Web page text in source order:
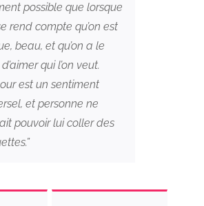
possible que lorsque
rend compte qu’on est
beau, et qu’on a le
qui l’on veut.
est un sentiment
et personne ne
pouvoir lui coller des